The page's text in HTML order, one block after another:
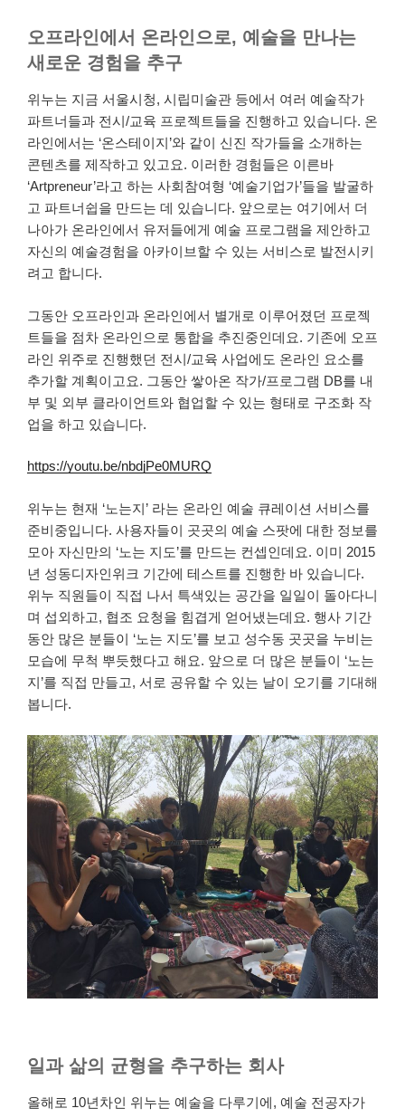
오프라인에서 온라인으로, 예술을 만나는
새로운 경험을 추구
위누는 지금 서울시청, 시립미술관 등에서 여러 예술작가
파트너들과 전시/교육 프로젝트들을 진행하고 있습니다. 온
라인에서는 ‘온스테이지’와 같이 신진 작가들을 소개하는
콘텐츠를 제작하고 있고요. 이러한 경험들은 이른바
‘Artpreneur’라고 하는 사회참여형 ‘예술기업가’들을 발굴하
고 파트너쉽을 만드는 데 있습니다. 앞으로는 여기에서 더
나아가 온라인에서 유저들에게 예술 프로그램을 제안하고
자신의 예술경험을 아카이브할 수 있는 서비스로 발전시키
려고 합니다.
그동안 오프라인과 온라인에서 별개로 이루어졌던 프로젝
트들을 점차 온라인으로 통합을 추진중인데요. 기존에 오프
라인 위주로 진행했던 전시/교육 사업에도 온라인 요소를
추가할 계획이고요. 그동안 쌓아온 작가/프로그램 DB를 내
부 및 외부 클라이언트와 협업할 수 있는 형태로 구조화 작
업을 하고 있습니다.
https://youtu.be/nbdjPe0MURQ
위누는 현재 ‘노는지’ 라는 온라인 예술 큐레이션 서비스를
준비중입니다. 사용자들이 곳곳의 예술 스팟에 대한 정보를
모아 자신만의 ‘노는 지도’를 만드는 컨셉인데요. 이미 2015
년 성동디자인위크 기간에 테스트를 진행한 바 있습니다.
위누 직원들이 직접 나서 특색있는 공간을 일일이 돌아다니
며 섭외하고, 협조 요청을 힘겹게 얻어냈는데요. 행사 기간
동안 많은 분들이 ‘노는 지도’를 보고 성수동 곳곳을 누비는
모습에 무척 뿌듯했다고 해요. 앞으로 더 많은 분들이 ‘노는
지’를 직접 만들고, 서로 공유할 수 있는 날이 오기를 기대해
봅니다.
일과 삶의 균형을 추구하는 회사
올해로 10년차인 위누는 예술을 다루기에, 예술 전공자가